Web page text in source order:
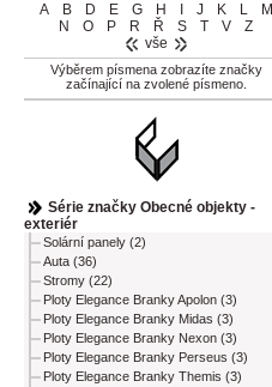
A B D E G H J K L
M
N
O P R Ř S T V
Z
vše
Výběrem písmena zobrazíte značky
začínající na zvolené písmeno.
Série značky Obecné objekty -
exteriér
Solární panely (2)
Auta (36)
Stromy (22)
Ploty Elegance Branky Apolon (3)
Ploty Elegance Branky Midas (3)
Ploty Elegance Branky Nexon (3)
Ploty Elegance Branky Perseus (3)
Ploty Elegance Branky Themis (3)